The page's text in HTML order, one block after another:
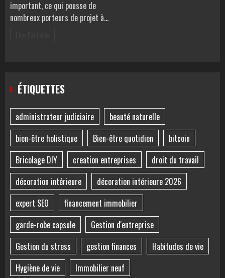
important, ce qui pousse de
nombreux porteurs de projet à…
ÉTIQUETTES
administrateur judiciaire
beauté naturelle
bien-être holistique
Bien-être quotidien
bitcoin
Bricolage DIY
creation entreprises
droit du travail
décoration intérieure
décoration intérieure 2026
expert SEO
financement immobilier
garde-robe capsule
Gestion d'entreprise
Gestion du stress
gestion finances
Habitudes de vie
Hygiène de vie
Immobilier neuf